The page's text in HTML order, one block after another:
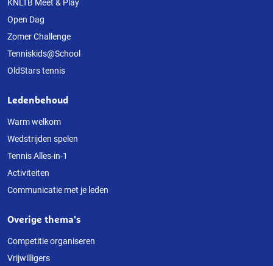
deze
website
KNLTB Meet & Play
Open Dag
Zomer Challenge
Tenniskids@School
OldStars tennis
Ledenbehoud
Warm welkom
Wedstrijden spelen
Tennis Alles-in-1
Activiteiten
Communicatie met je leden
Overige thema's
Competitie organiseren
Vrijwilligers